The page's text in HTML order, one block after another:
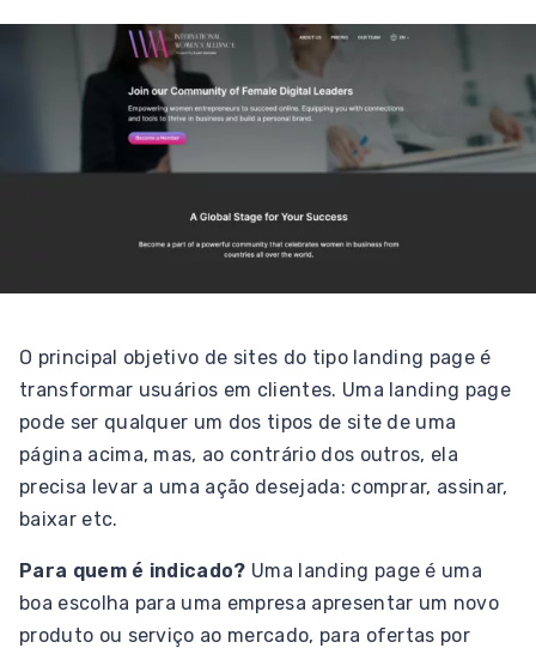
O principal objetivo de sites do tipo landing page é
transformar usuários em clientes. Uma landing page
pode ser qualquer um dos tipos de site de uma
página acima, mas, ao contrário dos outros, ela
precisa levar a uma ação desejada: comprar, assinar,
baixar etc.
Para quem é indicado? Uma landing page é uma
boa escolha para uma empresa apresentar um novo
produto ou serviço ao mercado, para ofertas por